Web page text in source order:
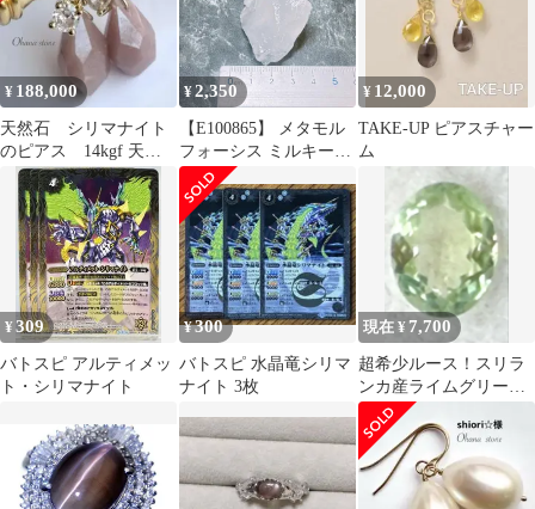
¥ 188,000
天然石 シリマナイト
のピアス 14kgf 天然
石ピアス
¥2,350
【E100865】 メタモル
フォーシス ミルキーク
ォーツ 水晶 パワースト
ーン 天然石 鉱物 原石
¥ 12,000
TAKE-UP ピアスチャー
ム
¥309
バトスピ アルティメッ
ト・シリマナイト
¥300
バトスピ 水晶竜シリマ
ナイト 3枚
現在 ¥7,700
超希少ルース！スリラ
ンカ産ライムグリーン
ファブロライト1.90ct
9×7mm